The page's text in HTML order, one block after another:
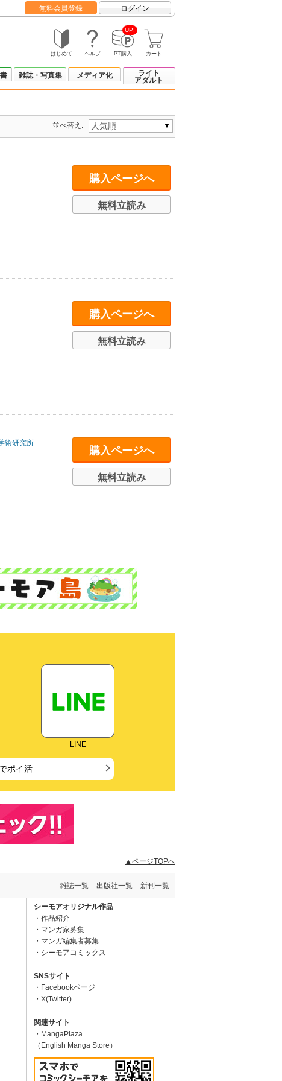
無料会員登録 ログイン
はじめて ヘルプ
UP!
PT購入 カート
雑誌・写真集 メディア化
ライト
アダルト
並べ替え:
購入ページへ
無料立読み
購入ページへ
無料立読み
術研究所
購入ページへ
無料立読み
LINE
ポイ活
▲ページTOPへ
雑誌一覧 出版社一覧 新刊一覧
シーモアオリジナル作品
作品紹介
マンガ家募集
マンガ編集者募集
シーモアコミックス
SNSサイト
Facebookページ
X(Twitter)
関連サイト
MangaPlaza
（English Manga Store）